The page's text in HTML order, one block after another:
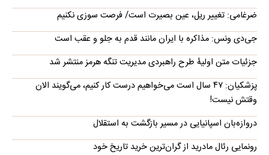
ضرغامی: تغییر ریل، عین بصیرت است/ فرصت سوزی نکنیم
جی‌دی ونس: مذاکره با ایران مانند قدم به جلو و عقب است
جزئیات متن اولیۀ طرح راهبردی مدیریت تنگه هرمز منتشر شد
پزشکیان: ۴۷ سال است می‌خواهیم درست کار کنیم، می‌گویند الان
وقتش نیست!
دروازه‌بان اسپانیایی در مسیر بازگشت به استقلال
رونمایی رئال مادرید از گران‌ترین خرید تاریخ خود